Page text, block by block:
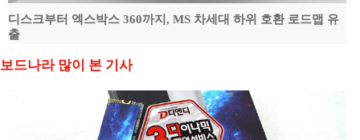
디스크부터 엑스박스 360까지, MS 차세대 하위 호환 로드맵 유
출
보드나라 많이 본 기사